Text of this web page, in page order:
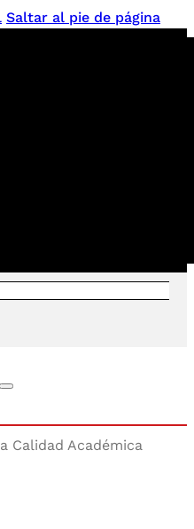
Saltar al pie de página
Calidad Académica